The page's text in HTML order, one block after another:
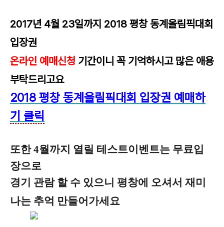
2017년 4월 23일까지 2018 평창 동계올림픽대회
입장권
온라인 예매신청 기간이니 꼭 기억하시고 많은 애용
부탁드리고요
2018 평창 동계올림픽대회 입장권 예매하
기 클릭
또한 4월까지 열릴 테스트이벤트는 무료입
장으로
경기 관람할 수 있으니 평창에 오셔서 재미
나는 추억 만들어가세요